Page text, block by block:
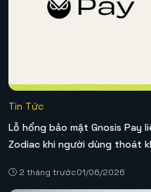
Tin Tức
Lỗ hổng bảo mật Gnosis Pay
Zodiac khi người dùng thoát
2 tháng trước01/06/2026